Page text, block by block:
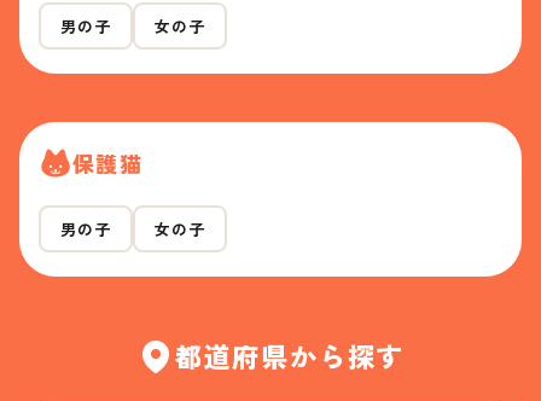
男の子 女の子
保護猫
男の子 女の子
都道府県から探す